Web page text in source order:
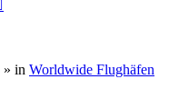
» in Worldwide Flughäfen